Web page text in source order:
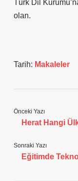
Türk Dil
olan.
Tarih: Makaleler
Önceki Yazı
Herat Hangi
Sonraki Yazı
Eğitimde